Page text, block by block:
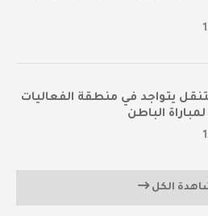
يتواجد في منطقة الفعاليات
الباطن
الكل